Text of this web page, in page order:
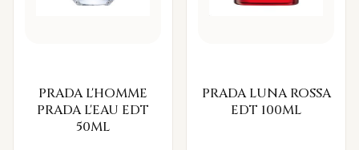
PRADA L'HOMME
PRADA L'EAU EDT
50ML
PRADA LUNA ROSSA
EDT 100ML